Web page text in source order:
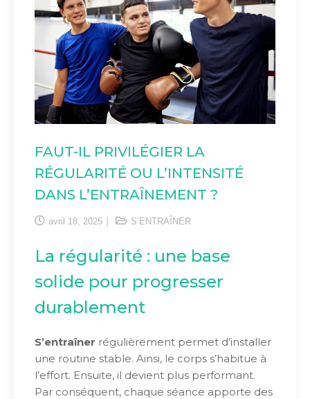
FAUT-IL PRIVILÉGIER LA
RÉGULARITÉ OU L’INTENSITÉ
DANS L’ENTRAÎNEMENT ?
avril 18, 2025 S’ENTRAÎNER
La régularité : une base
solide pour progresser
durablement
S’entraîner régulièrement permet d’installer
une routine stable. Ainsi, le corps s’habitue à
l’effort. Ensuite, il devient plus performant.
Par conséquent, chaque séance apporte des